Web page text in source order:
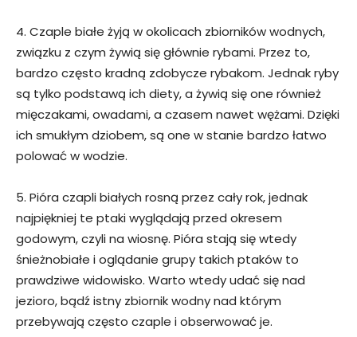
4. Czaple białe żyją w okolicach zbiorników wodnych,
związku z czym żywią się głównie rybami. Przez to,
bardzo często kradną zdobycze rybakom. Jednak ryby
są tylko podstawą ich diety, a żywią się one również
mięczakami, owadami, a czasem nawet wężami. Dzięki
ich smukłym dziobem, są one w stanie bardzo łatwo
polować w wodzie.
5. Pióra czapli białych rosną przez cały rok, jednak
najpiękniej te ptaki wyglądają przed okresem
godowym, czyli na wiosnę. Pióra stają się wtedy
śnieżnobiałe i oglądanie grupy takich ptaków to
prawdziwe widowisko. Warto wtedy udać się nad
jezioro, bądź istny zbiornik wodny nad którym
przebywają często czaple i obserwować je.